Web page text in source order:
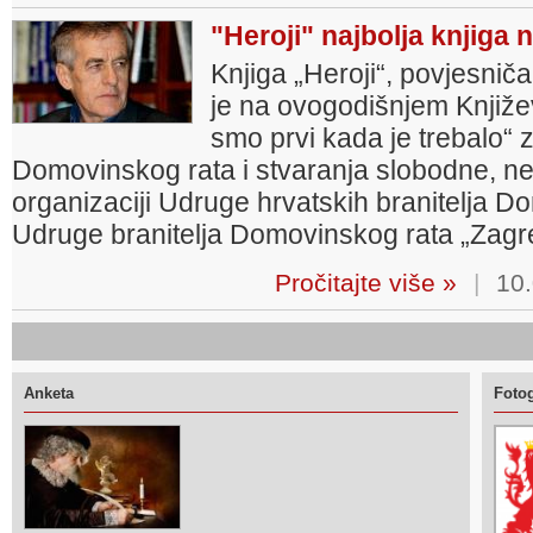
"Heroji" najbolja knjiga
Knjiga „Heroji“,
je na ovogodišnjem
smo prvi kada je trebalo“
Domovinskog rata i stvaranja slobodne,
organizaciji Udruge hrvatskih branitelja
Udruge branitelja Domovinskog rata
Pročitajte više » |
Anketa